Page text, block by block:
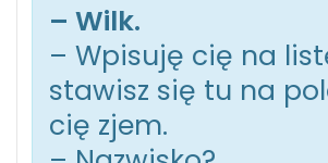
– Wilk.
– Wpisuję cię na
stawisz się tu na
cię zjem.